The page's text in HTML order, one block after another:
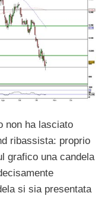
non ha lasciato
ribassista: proprio
grafico una candela
si sia presentata